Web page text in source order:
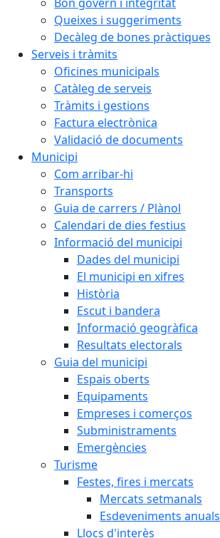
Queixes i suggeriments
Decàleg de bones pràctiques
Serveis i tràmits
Oficines municipals
Catàleg de serveis
Tràmits i gestions
Factura electrònica
Validació de documents
Municipi
Com arribar-hi
Transports
Guia de carrers / Plànol
Calendari de dies festius
Informació del municipi
Dades del municipi
El municipi en xifres
Història
Escut i bandera
Informació geogràfica
Resultats electorals
Guia del municipi
Espais oberts
Equipaments
Empreses i comerços
Subministraments
Emergències
Turisme
Festes, fires i mercats
Mercats setmanals
Esdeveniments anuals
Llocs d'interès